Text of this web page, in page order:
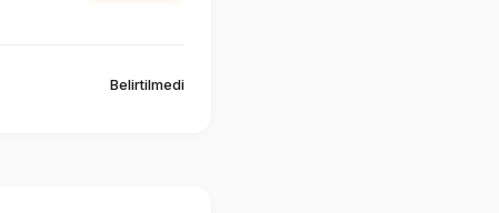
Belirtilmedi